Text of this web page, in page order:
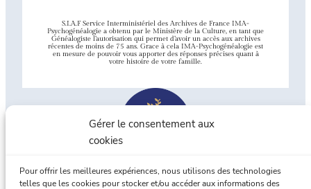
Gérer le consentement aux
cookies
Pour offrir les meilleures expériences, nous utilisons des technologies
telles que les cookies pour stocker et/ou accéder aux informations des
S.I.A.F Service Interministériel des Archives de France IMA-
Psychogénéalogie a obtenu par le Ministère de la Culture, en tant que
Généalogiste l’autorisation qui permet d’avoir un accès aux archives
récentes de moins de 75 ans. Grace à cela IMA-Psychogénéalogie est
en mesure de pouvoir vous apporter des réponses précises quant à
votre histoire de votre famille.